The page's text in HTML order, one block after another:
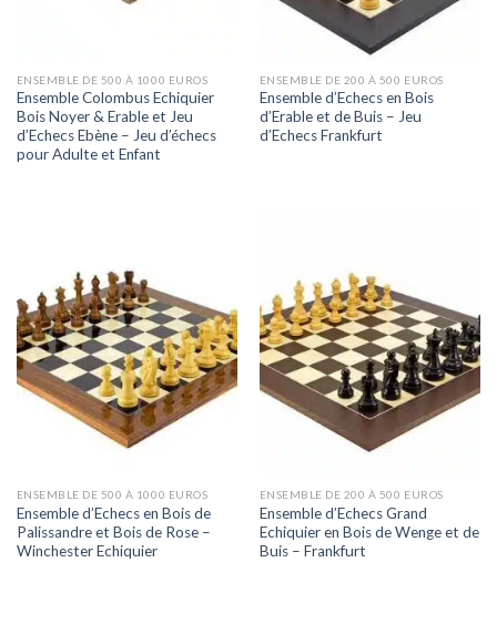
ENSEMBLE DE 500 À 1000 EUROS
Ensemble Colombus Echiquier
Bois Noyer & Erable et Jeu
d’Echecs Ebène – Jeu d’échecs
pour Adulte et Enfant
ENSEMBLE DE 200 À 500 EUROS
Ensemble d’Echecs en Bois
d’Erable et de Buis – Jeu
d’Echecs Frankfurt
ENSEMBLE DE 500 À 1000 EUROS
Ensemble d’Echecs en Bois de
Palissandre et Bois de Rose –
Winchester Echiquier
ENSEMBLE DE 200 À 500 EUROS
Ensemble d’Echecs Grand
Echiquier en Bois de Wenge et de
Buis – Frankfurt